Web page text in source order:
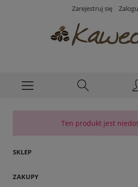
Zarejestruj się
Ten produkt jest
SKLEP
ZAKUPY